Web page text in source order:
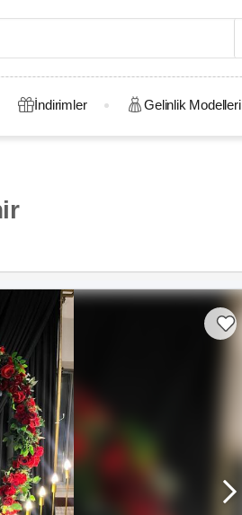
İndirimler Gelinlik Modelleri